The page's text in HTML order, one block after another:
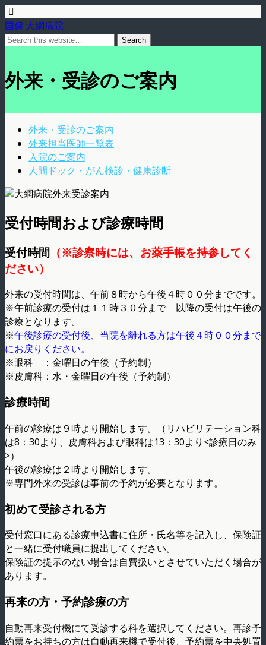
国保 大網病院
外来・受診のご案内
外来・受診のご案内
外来担当医師一覧表
入院のご案内
人間ドック・がん検診・健康診断
受付時間および診療時間
受付時間 （※診察時には、お薬手帳を持参してく
ださい）
外来の受付時間は、午前８時から午後４時００分までです。
※午前診療の受付は１１時３０分まで 以降の受付は午後の
診療となります。
※午後診療の受付後、当院を離れる方は午後４時００分まで
にお戻りください。
※眼科 ：金曜日の午後（予約制）
※皮膚科：水・金曜日の午後（予約制）
診療時間
午前の診療は９時より開始します。（リハビリテーション科
は8：30より、皮膚科および眼科は13：30より<診療日のみ
>）
午後の診療は２時より開始します。
※専門外来の受診は事前の予約が必要となります。
初めて受診される方
受付窓口にある診療申込書に住所・氏名等を記入し、保険証
と一緒に受付職員に提出してください。
保険証の提示のない場合は自費扱いとさせていただく場合が
あります。
再来の方・予約診療の方
自動再来受付機にて受診する科を選択してください。再診予
約票をお持ちの方は自動再来機で受付後、予約票を中央処置